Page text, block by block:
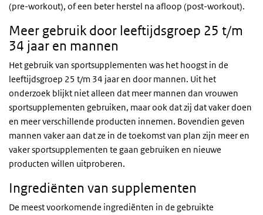
(pre-workout), of een beter herstel na afloop (post-workout).
Meer gebruik door leeftijdsgroep 25 t/m
34 jaar en mannen
Het gebruik van sportsupplementen was het hoogst in de
leeftijdsgroep 25 t/m 34 jaar en door mannen. Uit het
onderzoek blijkt niet alleen dat meer mannen dan vrouwen
sportsupplementen gebruiken, maar ook dat zij dat vaker doen
en meer verschillende producten innemen. Bovendien geven
mannen vaker aan dat ze in de toekomst van plan zijn meer en
vaker sportsupplementen te gaan gebruiken en nieuwe
producten willen uitproberen.
Ingrediënten van supplementen
De meest voorkomende ingrediënten in de gebruikte